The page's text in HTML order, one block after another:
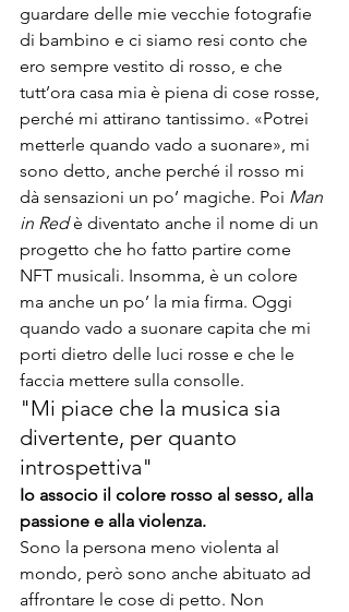
guardare delle mie vecchie fotografie
di bambino e ci siamo resi conto che
ero sempre vestito di rosso, e che
tutt’ora casa mia è piena di cose rosse,
perché mi attirano tantissimo. «Potrei
metterle quando vado a suonare», mi
sono detto, anche perché il rosso mi
dà sensazioni un po’ magiche. Poi Man
in Red è diventato anche il nome di un
progetto che ho fatto partire come
NFT musicali. Insomma, è un colore
ma anche un po’ la mia firma. Oggi
quando vado a suonare capita che mi
porti dietro delle luci rosse e che le
faccia mettere sulla consolle.
"Mi piace che la musica sia
divertente, per quanto
introspettiva"
Io associo il colore rosso al sesso, alla
passione e alla violenza.
Sono la persona meno violenta al
mondo, però sono anche abituato ad
affrontare le cose di petto. Non